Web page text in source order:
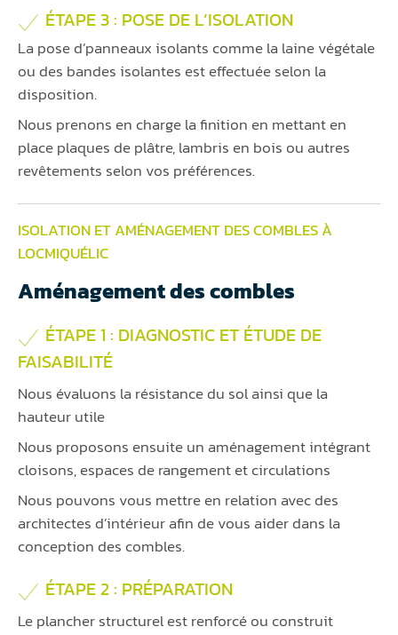
ÉTAPE 3 : POSE DE L’ISOLATION
La pose d’panneaux isolants comme la laine végétale
ou des bandes isolantes est effectuée selon la
disposition.
Nous prenons en charge la finition en mettant en
place plaques de plâtre, lambris en bois ou autres
revêtements selon vos préférences.
ISOLATION ET AMÉNAGEMENT DES COMBLES À
LOCMIQUÉLIC
Aménagement des combles
ÉTAPE 1 : DIAGNOSTIC ET ÉTUDE DE
FAISABILITÉ
Nous évaluons la résistance du sol ainsi que la
hauteur utile
Nous proposons ensuite un aménagement intégrant
cloisons, espaces de rangement et circulations
Nous pouvons vous mettre en relation avec des
architectes d’intérieur afin de vous aider dans la
conception des combles.
ÉTAPE 2 : PRÉPARATION
Le plancher structurel est renforcé ou construit